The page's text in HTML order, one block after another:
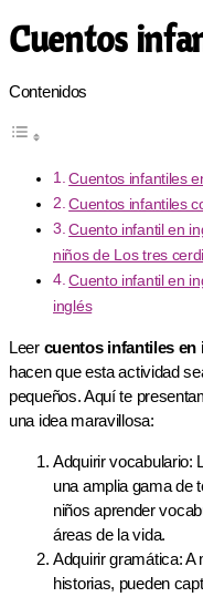
Cuentos
Contenidos
Cuentos infantiles
​​Cuentos infantiles
Cuento infantil en
niños de Los tres
Cuento infantil en
inglés
​​Leer cuentos infantiles en
hacen que esta actividad
pequeños. Aquí te
una idea maravillosa:
Adquirir vocabulario:
una amplia gama de
niños aprender
áreas de la vida.
Adquirir gramática: A
historias, pueden